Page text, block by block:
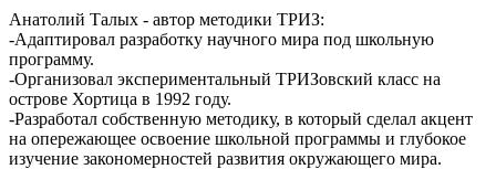
Анатолий Талых - автор методики ТРИЗ:
-Адаптировал разработку научного мира под школьную
программу.
-Организовал экспериментальный ТРИЗовский класс на
острове Хортица в 1992 году.
-Разработал собственную методику, в который сделал акцент
на опережающее освоение школьной программы и глубокое
изучение закономерностей развития окружающего мира.